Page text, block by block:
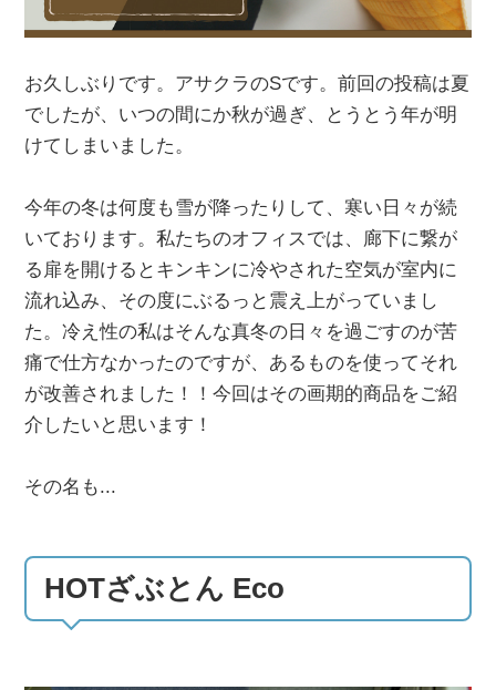
お久しぶりです。アサクラのSです。前回の投稿は夏
でしたが、いつの間にか秋が過ぎ、とうとう年が明
けてしまいました。
今年の冬は何度も雪が降ったりして、寒い日々が続
いております。私たちのオフィスでは、廊下に繋が
る扉を開けるとキンキンに冷やされた空気が室内に
流れ込み、その度にぶるっと震え上がっていまし
た。冷え性の私はそんな真冬の日々を過ごすのが苦
痛で仕方なかったのですが、あるものを使ってそれ
が改善されました！！今回はその画期的商品をご紹
介したいと思います！
その名も...
HOTざぶとん Eco